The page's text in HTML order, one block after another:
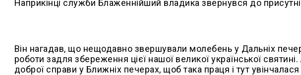
Наприкінці служби Блаженнійший владика звернувся до
Він нагадав, що нещодавно звершували молебень у Дальніх
роботи задля збереження цієї нашої великої української
доброї справи у Ближніх печерах, щоб така праця і тут увінчалася